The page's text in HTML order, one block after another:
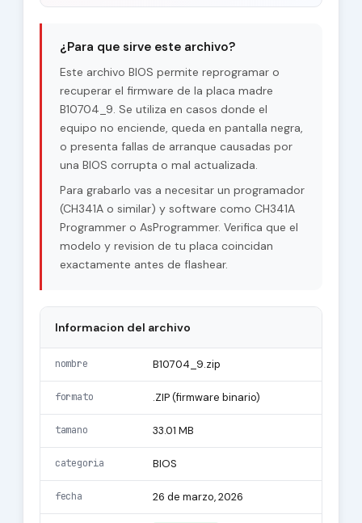
¿Para que sirve este archivo?
Este archivo BIOS permite reprogramar o
recuperar el firmware de la placa madre
B10704_9. Se utiliza en casos donde el
equipo no enciende, queda en pantalla negra,
o presenta fallas de arranque causadas por
una BIOS corrupta o mal actualizada.
Para grabarlo vas a necesitar un programador
(CH341A o similar) y software como CH341A
Programmer o AsProgrammer. Verifica que el
modelo y revision de tu placa coincidan
exactamente antes de flashear.
Informacion del archivo
nombre B10704_9.zip
formato .ZIP (firmware binario)
tamano 33.01 MB
categoria BIOS
fecha 26 de marzo, 2026